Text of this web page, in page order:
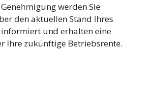
werden Sie
den aktuellen Stand Ihres
informiert und erhalten eine
Ihre zukünftige Betriebsrente.